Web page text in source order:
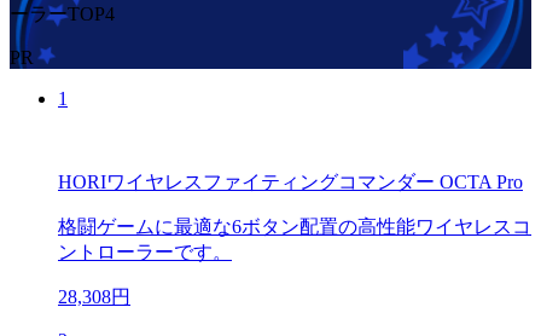
ーラーTOP4
PR
1
HORIワイヤレスファイティングコマンダー OCTA Pro
格闘ゲームに最適な6ボタン配置の高性能ワイヤレスコ
ントローラーです。
28,308円